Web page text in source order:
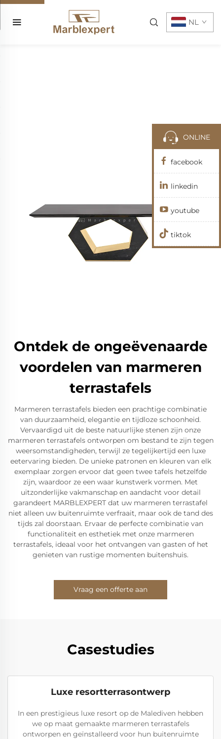
NL
Ontdek de ongeëvenaarde
voordelen van marmeren
terrastafels
Marmeren terrastafels bieden een prachtige combinatie
van duurzaamheid, elegantie en tijdloze schoonheid.
Vervaardigd uit de beste natuurlijke stenen zijn onze
marmeren terrastafels ontworpen om bestand te zijn tegen
weersomstandigheden, terwijl ze tegelijkertijd een luxe
eetervaring bieden. De unieke patronen en kleuren van elk
exemplaar zorgen ervoor dat geen twee tafels hetzelfde
zijn, waardoor ze een waar kunstwerk vormen. Met
uitzonderlijke vakmanschap en aandacht voor detail
garandeert MARBLEXPERT dat uw marmeren terrastafel
niet alleen uw buitenruimte verfraait, maar ook de tand des
tijds zal doorstaan. Ervaar de perfecte combinatie van
functionaliteit en esthetiek met onze marmeren
terrastafels, ideaal voor het ontvangen van gasten of het
genieten van rustige momenten buitenshuis.
Vraag een offerte aan
Casestudies
Luxe resortterrasontwerp
In een prestigieus luxe resort op de Malediven hebben
we op maat gemaakte marmeren terrastafels
ontworpen en geïnstalleerd voor hun buitenruimte
ONLINE
facebook
linkedin
youtube
tiktok